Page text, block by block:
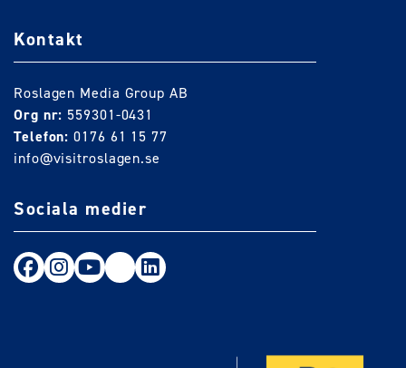
Kontakt
Roslagen Media Group AB
Org nr: 559301-0431
Telefon: 0176 61 15 77
info@visitroslagen.se
Sociala medier
Följ oss på Facebook
Följ oss på Instagram
Följ oss på Youtube
TikTokLinkedIn